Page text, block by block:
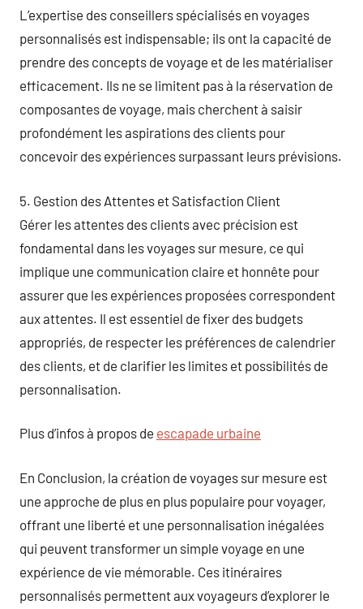
L’expertise des conseillers spécialisés en voyages
personnalisés est indispensable; ils ont la capacité de
prendre des concepts de voyage et de les matérialiser
efficacement. Ils ne se limitent pas à la réservation de
composantes de voyage, mais cherchent à saisir
profondément les aspirations des clients pour
concevoir des expériences surpassant leurs prévisions.
5. Gestion des Attentes et Satisfaction Client
Gérer les attentes des clients avec précision est
fondamental dans les voyages sur mesure, ce qui
implique une communication claire et honnête pour
assurer que les expériences proposées correspondent
aux attentes. Il est essentiel de fixer des budgets
appropriés, de respecter les préférences de calendrier
des clients, et de clarifier les limites et possibilités de
personnalisation.
Plus d’infos à propos de escapade urbaine
En Conclusion, la création de voyages sur mesure est
une approche de plus en plus populaire pour voyager,
offrant une liberté et une personnalisation inégalées
qui peuvent transformer un simple voyage en une
expérience de vie mémorable. Ces itinéraires
personnalisés permettent aux voyageurs d’explorer le